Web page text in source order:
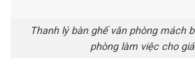
Thanh lý bàn ghế văn phòng mách
phòng làm việc cho